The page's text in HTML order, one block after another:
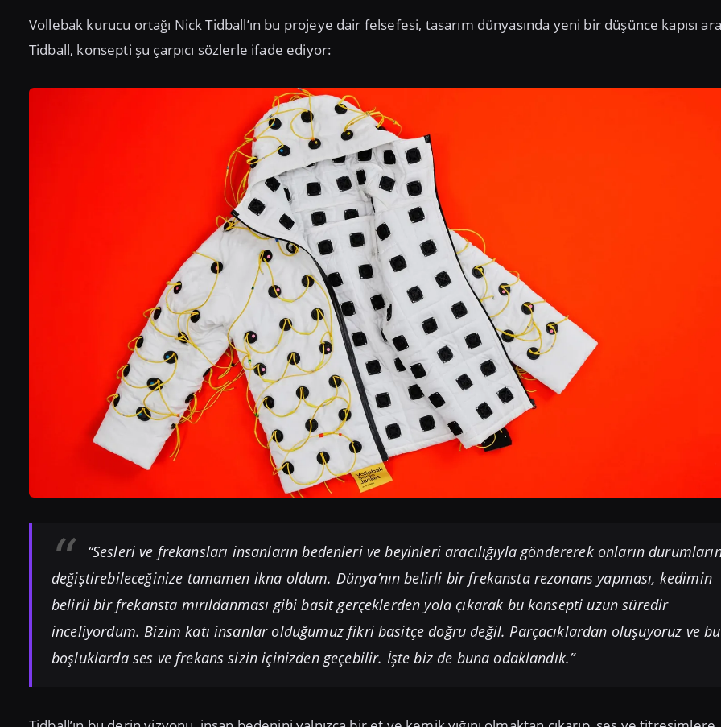
Vollebak kurucu ortağı Nick Tidball’ın bu projeye dair felsefesi, tasarım dünyasında yeni bir düşünce kapısı
Tidball, konsepti şu çarpıcı sözlerle ifade ediyor:
“Sesleri ve frekansları insanların bedenleri ve beyinleri aracılığıyla göndererek onların
değiştirebileceğinize tamamen ikna oldum. Dünya’nın belirli bir frekansta rezonans yapması, kedimin
belirli bir frekansta mırıldanması gibi basit gerçeklerden yola çıkarak bu konsepti uzun süredir
inceliyordum. Bizim katı insanlar olduğumuz fikri basitçe doğru değil. Parçacıklardan oluşuyoruz ve bu
boşluklarda ses ve frekans sizin içinizden geçebilir. İşte biz de buna odaklandık.”